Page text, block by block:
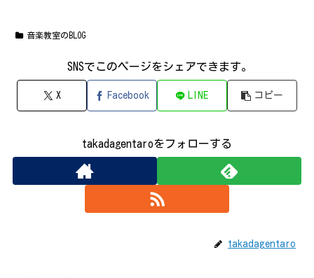
音楽教室のBLOG
SNSでこのページをシェアできます｡
X Facebook LINE コピー
takadagentaroをフォローする
takadagentaro